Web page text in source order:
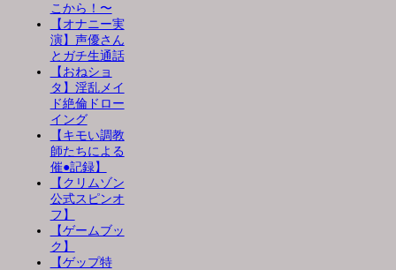
こから！〜
【オナニー実
演】声優さん
とガチ生通話
【おねショ
タ】淫乱メイ
ド絶倫ドロー
イング
【キモい調教
師たちによる
催●記録】
【クリムゾン
公式スピンオ
フ】
【ゲームブッ
ク】
【ゲップ特